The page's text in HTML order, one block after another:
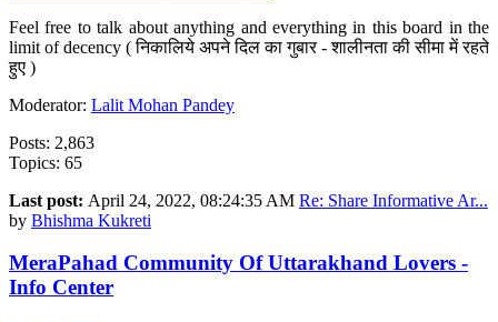
Feel free to talk about anything and everything in this board in the
limit of decency ( निकालिये अपने दिल का गुबार - शालीनता की सीमा में रहते
हुए )
Moderator: Lalit Mohan Pandey
Posts: 2,863
Topics: 65
Last post: April 24, 2022, 08:24:35 AM Re: Share Informative Ar...
by Bhishma Kukreti
MeraPahad Community Of Uttarakhand Lovers -
Info Center